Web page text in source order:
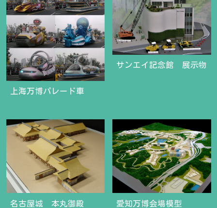
上海万博パレード車
サンエイ記念館 展示物
名古屋城 本丸御殿 愛知万博会場模型